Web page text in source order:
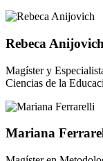
Rebeca Anijovich
Magíster y
Ciencias de la
Mariana